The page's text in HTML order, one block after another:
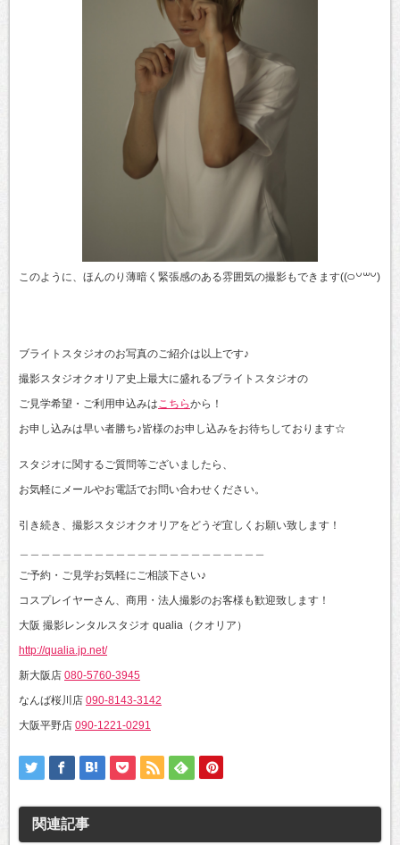
このように、ほんのり薄暗く緊張感のある雰囲気の撮影もできます((࿀꒡꒳꒡)
ブライトスタジオのお写真のご紹介は以上です♪
撮影スタジオクオリア史上最大に盛れるブライトスタジオの
ご見学希望・ご利用申込みはこちらから！
お申し込みは早い者勝ち♪皆様のお申し込みをお待ちしております☆
スタジオに関するご質問等ございましたら、
お気軽にメールやお電話でお問い合わせください。
引き続き、撮影スタジオクオリアをどうぞ宜しくお願い致します！
ご予約・ご見学お気軽にご相談下さい♪
コスプレイヤーさん、商用・法人撮影のお客様も歓迎致します！
大阪 撮影レンタルスタジオ qualia（クオリア）
http://qualia.jp.net/
新大阪店 080-5760-3945
なんば桜川店 090-8143-3142
大阪平野店 090-1221-0291
関連記事